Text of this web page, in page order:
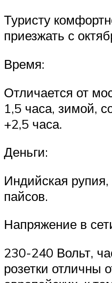
Туристу
приезжать с
Время:
Отличается от
1,5 часа, зимой,
+2,5 часа.
Деньги:
Индийская
пайсов.
Напряжение в
230-240 Вольт,
розетки отличны